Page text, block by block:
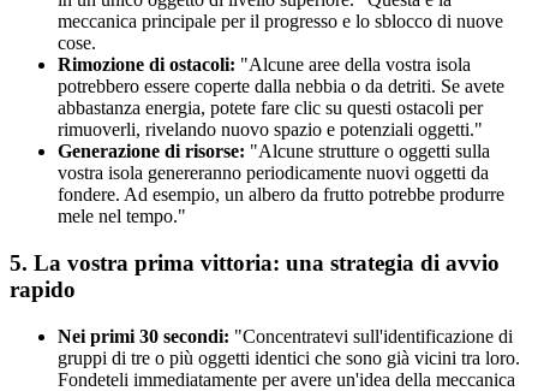
meccanica principale per il progresso e lo sblocco di nuove
cose.
Rimozione di ostacoli: "Alcune aree della vostra isola
potrebbero essere coperte dalla nebbia o da detriti. Se avete
abbastanza energia, potete fare clic su questi ostacoli per
rimuoverli, rivelando nuovo spazio e potenziali oggetti."
Generazione di risorse: "Alcune strutture o oggetti sulla
vostra isola genereranno periodicamente nuovi oggetti da
fondere. Ad esempio, un albero da frutto potrebbe produrre
mele nel tempo."
5. La vostra prima vittoria: una strategia di avvio
rapido
Nei primi 30 secondi: "Concentratevi sull'identificazione di
gruppi di tre o più oggetti identici che sono già vicini tra loro.
Fondeteli immediatamente per avere un'idea della meccanica